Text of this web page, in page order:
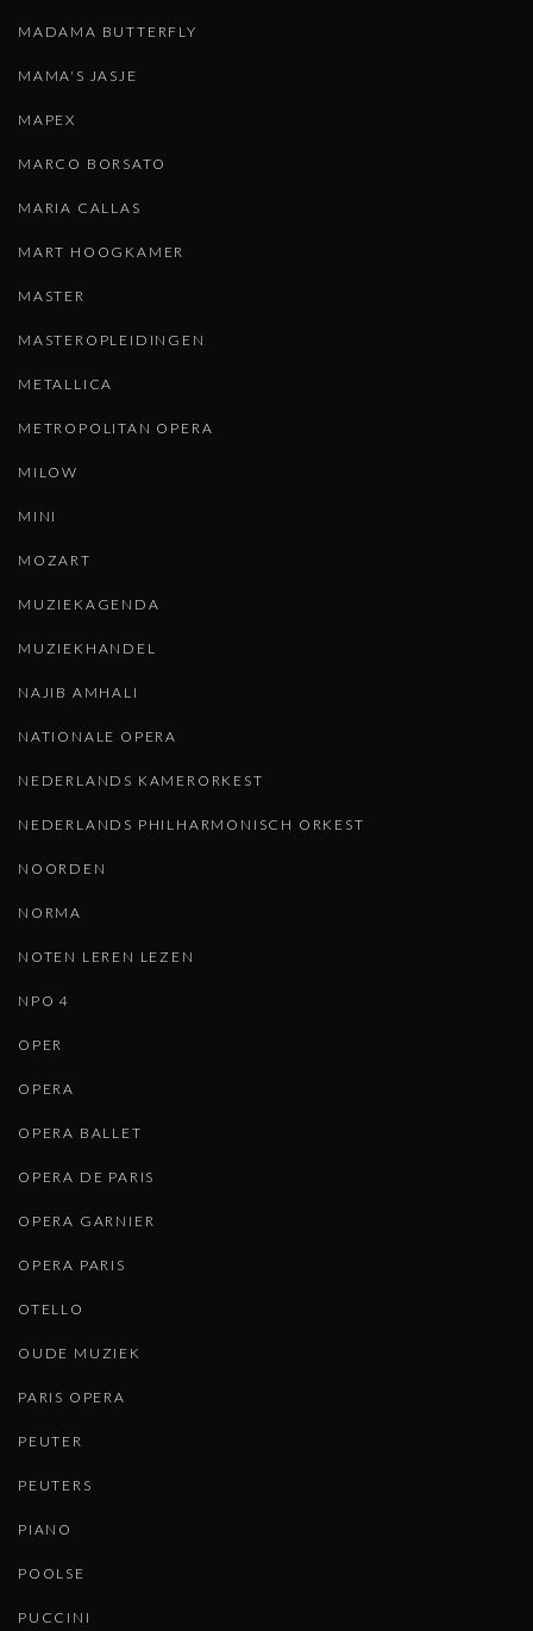
MADAMA BUTTERFLY
MAMA'S JASJE
MAPEX
MARCO BORSATO
MARIA CALLAS
MART HOOGKAMER
MASTER
MASTEROPLEIDINGEN
METALLICA
METROPOLITAN OPERA
MILOW
MINI
MOZART
MUZIEKAGENDA
MUZIEKHANDEL
NAJIB AMHALI
NATIONALE OPERA
NEDERLANDS KAMERORKEST
NEDERLANDS PHILHARMONISCH ORKEST
NOORDEN
NORMA
NOTEN LEREN LEZEN
NPO 4
OPER
OPERA
OPERA BALLET
OPERA DE PARIS
OPERA GARNIER
OPERA PARIS
OTELLO
OUDE MUZIEK
PARIS OPERA
PEUTER
PEUTERS
PIANO
POOLSE
PUCCINI